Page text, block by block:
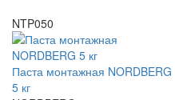
NTP050
Паста монтажная NORDBERG
5 кг